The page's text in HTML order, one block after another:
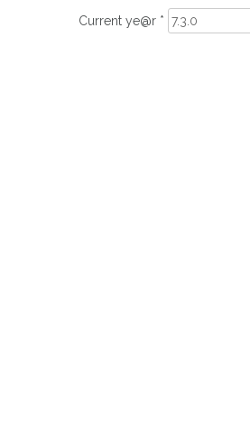
Current ye@r *